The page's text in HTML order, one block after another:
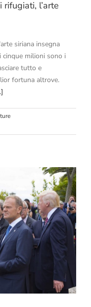
l’arte
siriana insegna
cinque milioni sono i
tutto e
fortuna altrove.